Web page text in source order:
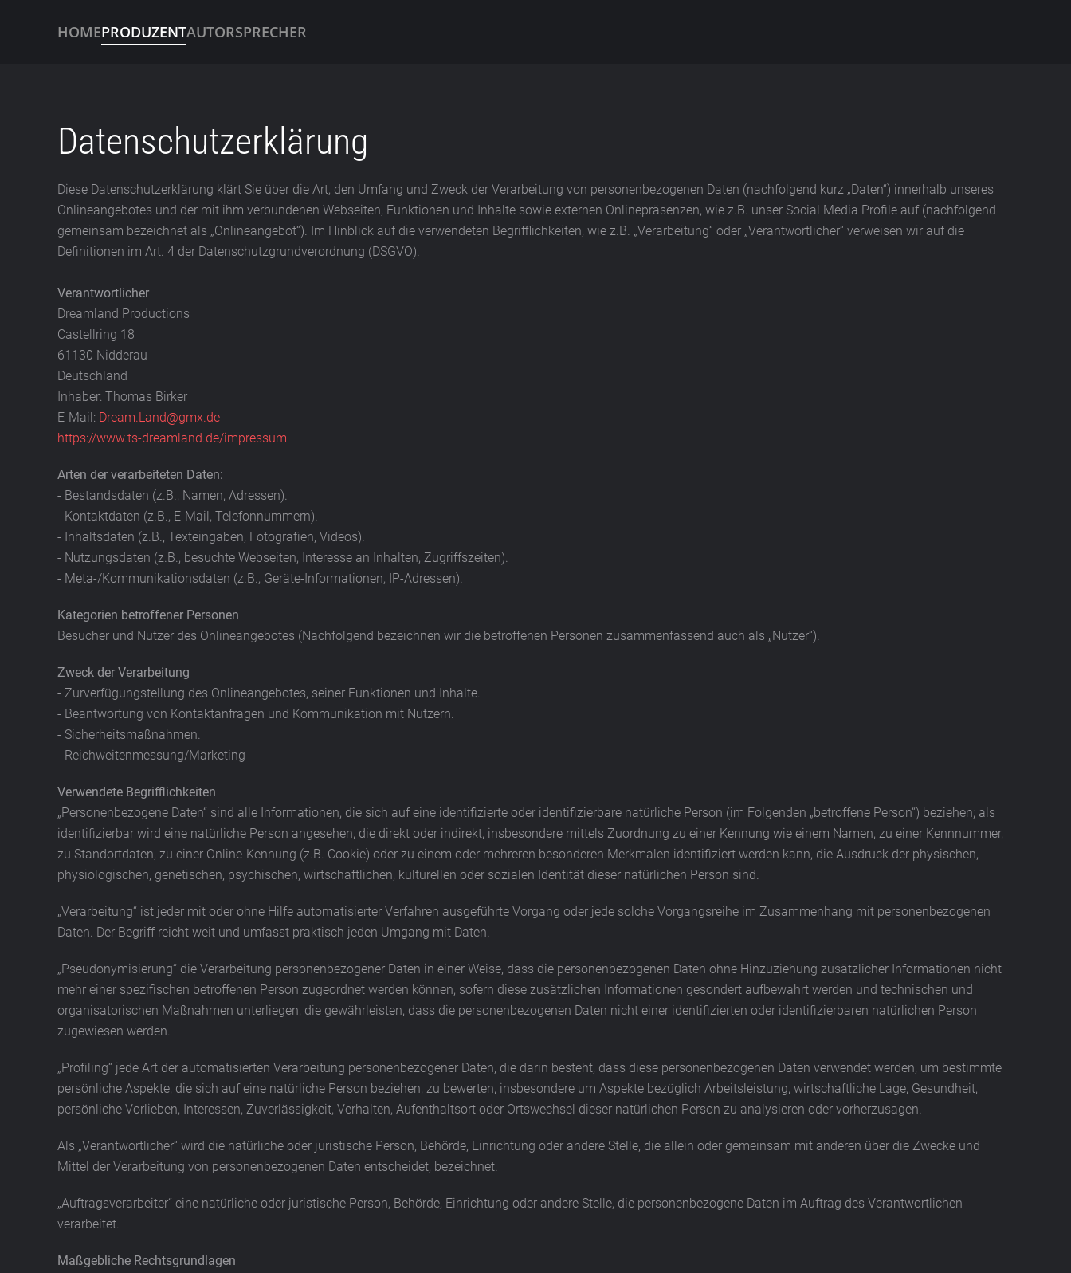
Skip to main content
HOMEPRODUZENTAUTORSPRECHER
Datenschutzerklärung
Diese Datenschutzerklärung klärt Sie über die Art, den Umfang und Zweck der Verarbeitung von personenbezogenen Daten (nachfolgend kurz „Daten“) innerhalb unseres
Onlineangebotes und der mit ihm verbundenen Webseiten, Funktionen und Inhalte sowie externen Onlinepräsenzen, wie z.B. unser Social Media Profile auf (nachfolgend
gemeinsam bezeichnet als „Onlineangebot“). Im Hinblick auf die verwendeten Begrifflichkeiten, wie z.B. „Verarbeitung“ oder „Verantwortlicher“ verweisen wir auf die
Definitionen im Art. 4 der Datenschutzgrundverordnung (DSGVO).
Verantwortlicher
Dreamland Productions
Castellring 18
61130 Nidderau
Deutschland
Inhaber: Thomas Birker
E-Mail: Dream.Land@gmx.de
https://www.ts-dreamland.de/impressum
Arten der verarbeiteten Daten:
- Bestandsdaten (z.B., Namen, Adressen).
- Kontaktdaten (z.B., E-Mail, Telefonnummern).
- Inhaltsdaten (z.B., Texteingaben, Fotografien, Videos).
- Nutzungsdaten (z.B., besuchte Webseiten, Interesse an Inhalten, Zugriffszeiten).
- Meta-/Kommunikationsdaten (z.B., Geräte-Informationen, IP-Adressen).
Kategorien betroffener Personen
Besucher und Nutzer des Onlineangebotes (Nachfolgend bezeichnen wir die betroffenen Personen zusammenfassend auch als „Nutzer“).
Zweck der Verarbeitung
- Zurverfügungstellung des Onlineangebotes, seiner Funktionen und Inhalte.
- Beantwortung von Kontaktanfragen und Kommunikation mit Nutzern.
- Sicherheitsmaßnahmen.
- Reichweitenmessung/Marketing
Verwendete Begrifflichkeiten
„Personenbezogene Daten“ sind alle Informationen, die sich auf eine identifizierte oder identifizierbare natürliche Person (im Folgenden „betroffene Person“) beziehen; als
identifizierbar wird eine natürliche Person angesehen, die direkt oder indirekt, insbesondere mittels Zuordnung zu einer Kennung wie einem Namen, zu einer Kennnummer,
zu Standortdaten, zu einer Online-Kennung (z.B. Cookie) oder zu einem oder mehreren besonderen Merkmalen identifiziert werden kann, die Ausdruck der physischen,
physiologischen, genetischen, psychischen, wirtschaftlichen, kulturellen oder sozialen Identität dieser natürlichen Person sind.
„Verarbeitung“ ist jeder mit oder ohne Hilfe automatisierter Verfahren ausgeführte Vorgang oder jede solche Vorgangsreihe im Zusammenhang mit personenbezogenen
Daten. Der Begriff reicht weit und umfasst praktisch jeden Umgang mit Daten.
„Pseudonymisierung“ die Verarbeitung personenbezogener Daten in einer Weise, dass die personenbezogenen Daten ohne Hinzuziehung zusätzlicher Informationen nicht
mehr einer spezifischen betroffenen Person zugeordnet werden können, sofern diese zusätzlichen Informationen gesondert aufbewahrt werden und technischen und
organisatorischen Maßnahmen unterliegen, die gewährleisten, dass die personenbezogenen Daten nicht einer identifizierten oder identifizierbaren natürlichen Person
zugewiesen werden.
„Profiling“ jede Art der automatisierten Verarbeitung personenbezogener Daten, die darin besteht, dass diese personenbezogenen Daten verwendet werden, um bestimmte
persönliche Aspekte, die sich auf eine natürliche Person beziehen, zu bewerten, insbesondere um Aspekte bezüglich Arbeitsleistung, wirtschaftliche Lage, Gesundheit,
persönliche Vorlieben, Interessen, Zuverlässigkeit, Verhalten, Aufenthaltsort oder Ortswechsel dieser natürlichen Person zu analysieren oder vorherzusagen.
Als „Verantwortlicher“ wird die natürliche oder juristische Person, Behörde, Einrichtung oder andere Stelle, die allein oder gemeinsam mit anderen über die Zwecke und
Mittel der Verarbeitung von personenbezogenen Daten entscheidet, bezeichnet.
„Auftragsverarbeiter“ eine natürliche oder juristische Person, Behörde, Einrichtung oder andere Stelle, die personenbezogene Daten im Auftrag des Verantwortlichen
verarbeitet.
Maßgebliche Rechtsgrundlagen